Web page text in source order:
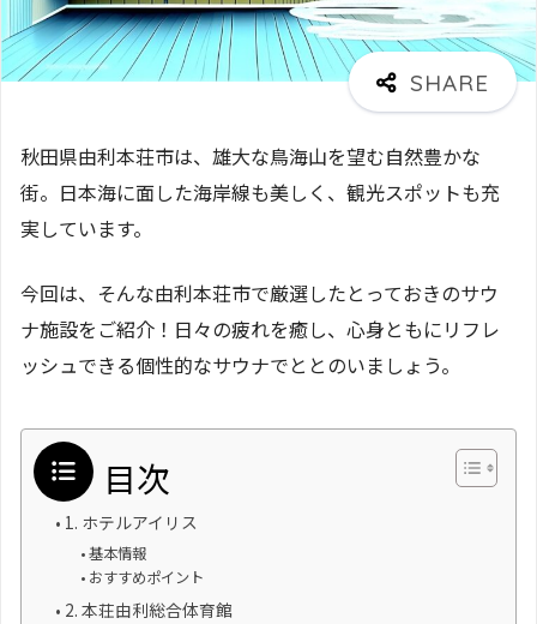
秋田県由利本荘市は、雄大な鳥海山を望む自然豊かな
街。日本海に面した海岸線も美しく、観光スポットも充
実しています。
今回は、そんな由利本荘市で厳選したとっておきのサウ
ナ施設をご紹介！日々の疲れを癒し、心身ともにリフレ
ッシュできる個性的なサウナでととのいましょう。
目次
1. ホテルアイリス
基本情報
おすすめポイント
2. 本荘由利総合体育館